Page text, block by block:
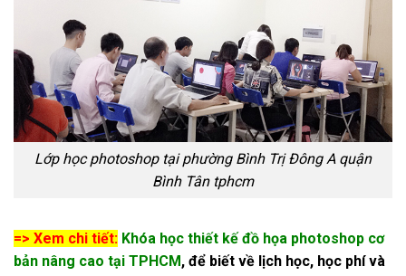
Lớp học photoshop tại phường Bình Trị Đông A quận
Bình Tân tphcm
=> Xem chi tiết: Khóa học thiết kế đồ họa photoshop cơ
bản nâng cao tại TPHCM, để biết về lịch học, học phí và